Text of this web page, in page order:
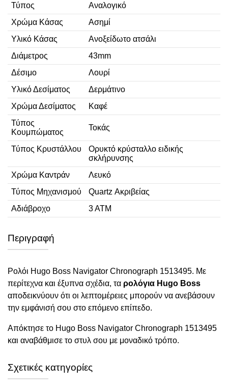
Τύπος
Αναλογικό
Χρώμα Κάσας
Ασημί
Υλικό Κάσας
Ανοξείδωτο ατσάλι
Διάμετρος
43mm
Δέσιμο
Λουρί
Υλικό Δεσίματος
Δερμάτινο
Χρώμα Δεσίματος
Καφέ
Τύπος
Κουμπώματος
Τοκάς
Τύπος Κρυστάλλου
Ορυκτό κρύσταλλο ειδικής
σκλήρυνσης
Χρώμα Καντράν
Λευκό
Τύπος Μηχανισμού
Quartz Ακριβείας
Αδιάβροχο
3 ΑΤΜ
Περιγραφή
Ρολόι Hugo Boss Navigator Chronograph 1513495. Με
περίτεχνα και έξυπνα σχέδια, τα ρολόγια Hugo Boss
αποδεικνύουν ότι οι λεπτομέρειες μπορούν να ανεβάσουν
την εμφάνισή σου στο επόμενο επίπεδο.
Απόκτησε το Hugo Boss Navigator Chronograph 1513495
και αναβάθμισε το στυλ σου με μοναδικό τρόπο.
Σχετικές κατηγορίες